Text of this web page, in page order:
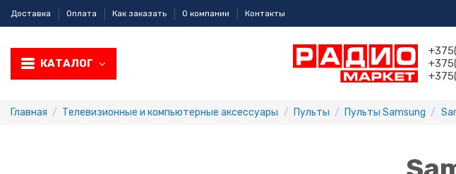
Доставка Оплата Как заказать О компании Контакты
КАТАЛОГ
Главная Телевизионные и компьютерные аксессуары Пульты Пульты Samsung